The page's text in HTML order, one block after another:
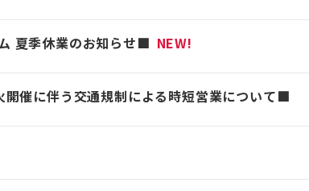
夏季休業のお知らせ■ NEW!
催に伴う交通規制による時短営業について■